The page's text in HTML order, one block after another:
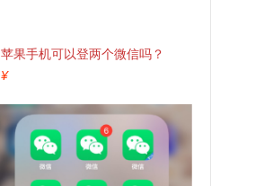
苹果手机可以登两个微信吗？
¥